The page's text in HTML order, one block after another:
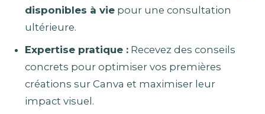
disponibles à viepour une consultation
ultérieure.
Expertise pratique :Recevez des conseils
concrets pour optimiser vos premières
créations sur Canva et maximiser leur
impact visuel.